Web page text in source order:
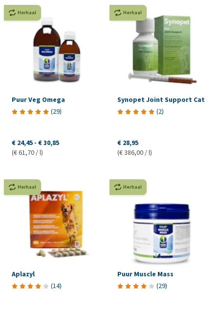
Herhaal
Puur Veg Omega
(29)
€ 24,45 - € 30,85
(€ 61,70 / l)
Herhaal
Synopet Joint Support Cat
(2)
€ 28,95
(€ 386,00 / l)
Herhaal
Aplazyl
(14)
Herhaal
Puur Muscle Mass
(29)